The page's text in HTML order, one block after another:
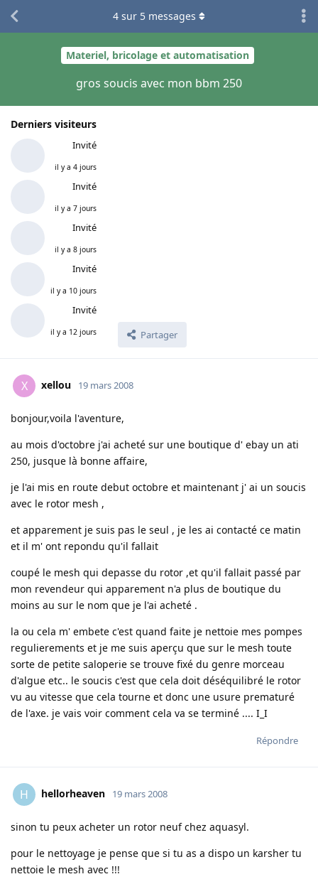
Materiel, bricolage et automatisation
gros soucis avec mon bbm 250
Derniers visiteurs
Invité
il y a 4 jours
Invité
il y a 7 jours
Invité
il y a 8 jours
Invité
il y a 10 jours
Invité
il y a 12 jours Partager
4 sur 5 messages
X xellou 19 mars 2008
bonjour,voila l'aventure,
au mois d'octobre j'ai acheté sur une boutique d' ebay un ati
250, jusque là bonne affaire,
je l'ai mis en route debut octobre et maintenant j' ai un soucis
avec le rotor mesh ,
et apparement je suis pas le seul , je les ai contacté ce matin
et il m' ont repondu qu'il fallait
coupé le mesh qui depasse du rotor ,et qu'il fallait passé par
mon revendeur qui apparement n'a plus de boutique du
moins au sur le nom que je l'ai acheté .
la ou cela m' embete c'est quand faite je nettoie mes pompes
regulierements et je me suis aperçu que sur le mesh toute
sorte de petite saloperie se trouve fixé du genre morceau
d'algue etc.. le soucis c'est que cela doit déséquilibré le rotor
vu au vitesse que cela tourne et donc une usure prematuré
de l'axe. je vais voir comment cela va se terminé .... I_I
Répondre
H hellorheaven 19 mars 2008
sinon tu peux acheter un rotor neuf chez aquasyl.
pour le nettoyage je pense que si tu as a dispo un karsher tu
nettoie le mesh avec !!!